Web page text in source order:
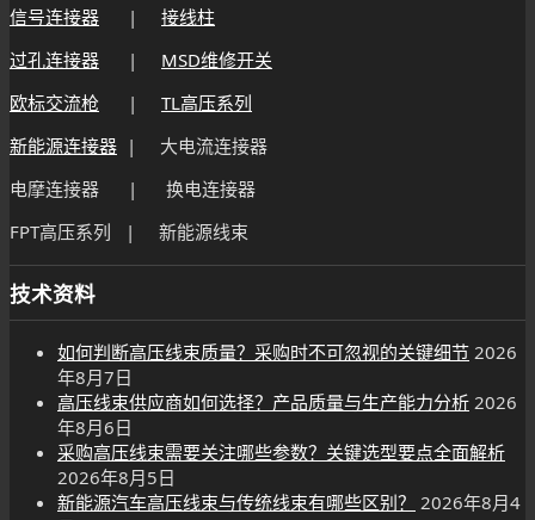
信号连接器 | 接线柱
过孔连接器 | MSD维修开关
欧标交流枪 | TL高压系列
新能源连接器 | 大电流连接器
电摩连接器 | 换电连接器
FPT高压系列 | 新能源线束
技术资料
如何判断高压线束质量？采购时不可忽视的关键细节 2026
年8月7日
高压线束供应商如何选择？产品质量与生产能力分析 2026
年8月6日
采购高压线束需要关注哪些参数？关键选型要点全面解析
2026年8月5日
新能源汽车高压线束与传统线束有哪些区别？
2026年8月4